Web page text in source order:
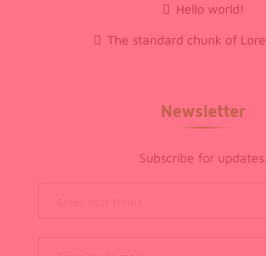
Hello world!
The standard chunk of
Newsletter
Subscribe for updates.